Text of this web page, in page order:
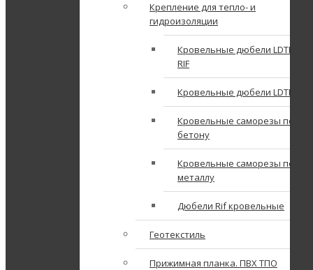
Крепление для тепло- и
гидроизоляции
Кровельные дюбели LDTK
RIF
Кровельные дюбели LDTK
Кровельные саморезы по
бетону
Кровельные саморезы по
металлу
Дюбели Rif кровельные
Геотекстиль
Прижимная планка. ПВХ ТПО